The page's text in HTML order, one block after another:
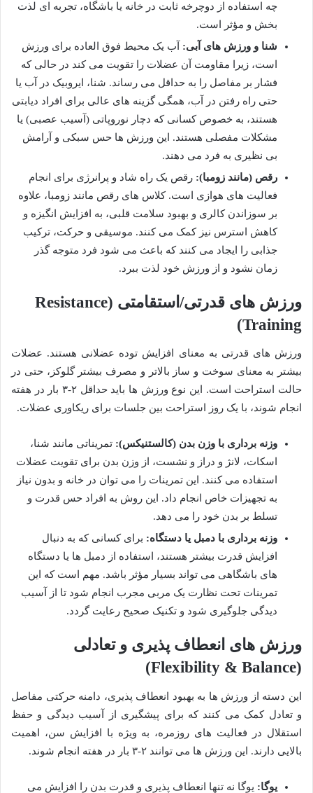
چه استفاده از دوچرخه ثابت در خانه یا باشگاه، تجربه ای لذت
بخش و مؤثر است.
شنا و ورزش های آبی: آب یک محیط فوق العاده برای ورزش
است، زیرا مقاومت آن عضلات را تقویت می کند در حالی که
فشار بر مفاصل را به حداقل می رساند. شنا، ایروبیک در آب یا
حتی راه رفتن در آب، همگی گزینه های عالی برای افراد دیابتی
هستند، به خصوص کسانی که دچار نوروپاتی (آسیب عصبی) یا
مشکلات مفصلی هستند. این ورزش ها حس سبکی و آرامش
بی نظیری به فرد می دهند.
رقص (مانند زومبا): رقص یک راه شاد و پرانرژی برای انجام
فعالیت های هوازی است. کلاس های رقص مانند زومبا، علاوه
بر سوزاندن کالری و بهبود سلامت قلبی، به افزایش انگیزه و
کاهش استرس نیز کمک می کنند. موسیقی و حرکت، ترکیب
جذابی را ایجاد می کنند که باعث می شود فرد متوجه گذر
زمان نشود و از ورزش خود لذت ببرد.
ورزش های قدرتی/استقامتی (Resistance
Training)
ورزش های قدرتی به معنای افزایش توده عضلانی هستند. عضلات
بیشتر به معنای سوخت و ساز بالاتر و مصرف بیشتر گلوکز، حتی در
حالت استراحت است. این نوع ورزش ها باید حداقل ۲-۳ بار در هفته
انجام شوند، با یک روز استراحت بین جلسات برای ریکاوری عضلات.
وزنه برداری با وزن بدن (کالستنیکس): تمریناتی مانند شنا،
اسکات، لانژ و دراز و نشست، از وزن بدن برای تقویت عضلات
استفاده می کنند. این تمرینات را می توان در خانه و بدون نیاز
به تجهیزات خاص انجام داد. این روش به افراد حس قدرت و
تسلط بر بدن خود را می دهد.
وزنه برداری با دمبل یا دستگاه: برای کسانی که به دنبال
افزایش قدرت بیشتر هستند، استفاده از دمبل ها یا دستگاه
های باشگاهی می تواند بسیار مؤثر باشد. مهم است که این
تمرینات تحت نظارت یک مربی مجرب انجام شود تا از آسیب
دیدگی جلوگیری شود و تکنیک صحیح رعایت گردد.
ورزش های انعطاف پذیری و تعادلی
(Flexibility & Balance)
این دسته از ورزش ها به بهبود انعطاف پذیری، دامنه حرکتی مفاصل
و تعادل کمک می کنند که برای پیشگیری از آسیب دیدگی و حفظ
استقلال در فعالیت های روزمره، به ویژه با افزایش سن، اهمیت
بالایی دارند. این ورزش ها می توانند ۲-۳ بار در هفته انجام شوند.
یوگا: یوگا نه تنها انعطاف پذیری و قدرت بدن را افزایش می